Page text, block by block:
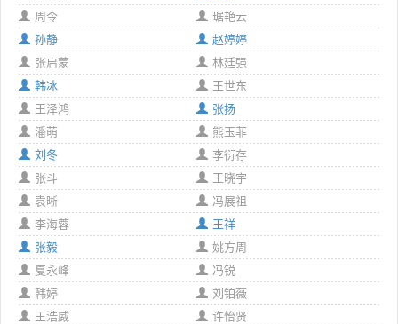
周令
琚艳云
孙静
赵婷婷
张启蒙
林廷强
韩冰
王世东
王泽鸿
张扬
潘萌
熊玉菲
刘冬
李衍存
张斗
王晓宇
袁晰
冯展祖
李海蓉
王祥
张毅
姚方周
夏永峰
冯锐
韩婷
刘铂薇
王浩威
许怡贤